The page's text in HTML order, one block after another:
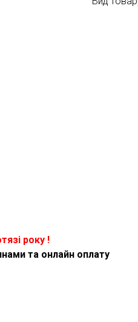
року !
та онлайн оплату